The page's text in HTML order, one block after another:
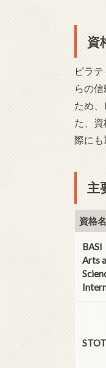
資
ピラ
らの
ため
た、
際にも
主
資格名
BASI
Arts